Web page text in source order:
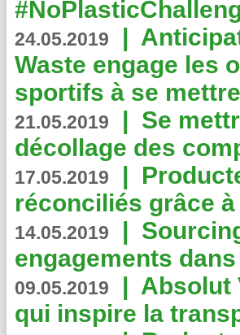
24.05.2019 |
Waste engage les
sportifs à se
21.05.2019 | Se
décollage des
17.05.2019 |
réconciliés grâce
14.05.2019 |
engagements
09.05.2019 | Absolut
qui inspire la